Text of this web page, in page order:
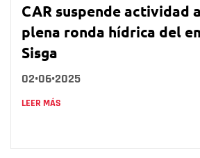
CAR suspende actividad
plena ronda hídrica del
Sisga
02•06•2025
LEER MÁS